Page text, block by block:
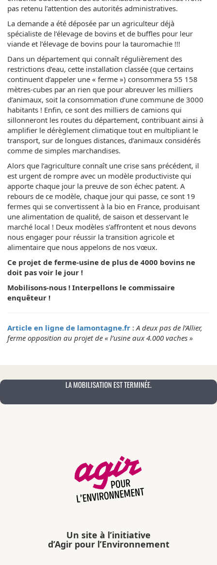
pas retenu l’attention des autorités administratives.
La demande a été déposée par un agriculteur déjà
spécialiste de l’élevage de bovins et de buffles pour leur
viande et l’élevage de bovins pour la tauromachie !!!
Dans un département qui connaît régulièrement des
restrictions d’eau, cette installation classée (que certains
continuent d’appeler une « ferme ») consommera 55 158
mètres-cubes par an rien que pour abreuver les milliers
d’animaux, soit la consommation d’une commune de 3000
habitants ! Enfin, ce sont des milliers de camions qui
sillonneront les routes du département, contribuant ainsi à
amplifier le dérèglement climatique tout en multipliant le
transport, sur de longues distances, d’animaux considérés
comme de simples marchandises.
Alors que l’agriculture connaît une crise sans précédent, il
est urgent de rompre avec un modèle productiviste qui
apporte chaque jour la preuve de son échec patent. A
rebours de ce modèle, chaque jour qui passe, ce sont 19
fermes qui se convertissent à la bio en France, produisant
une alimentation de qualité, de saison et desservant le
marché local ! Deux modèles s’affrontent et nous devons
nous engager pour réussir la transition agricole et
alimentaire que nous appelons de nos vœux.
Ce projet de ferme-usine de plus de 4000 bovins ne
doit pas voir le jour !
Mobilisons-nous ! Interpellons le commissaire
enquêteur !
Article en ligne de lamontagne.fr : A deux pas de l’Allier,
ferme opposition au projet de « l’usine aux 4.000 vaches »
LA MOBILISATION EST TERMINÉE.
Un site à l’initiative
d’Agir pour l’Environnement